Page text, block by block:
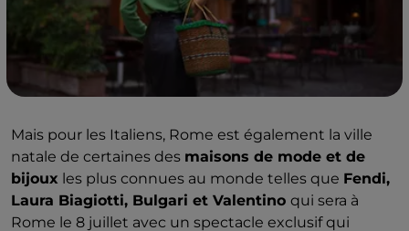
Mais pour les Italiens, Rome est également la ville
natale de certaines des maisons de mode et de
bijoux les plus connues au monde telles que Fendi,
Laura Biagiotti, Bulgari et Valentino qui sera à
Rome le 8 juillet avec un spectacle exclusif qui